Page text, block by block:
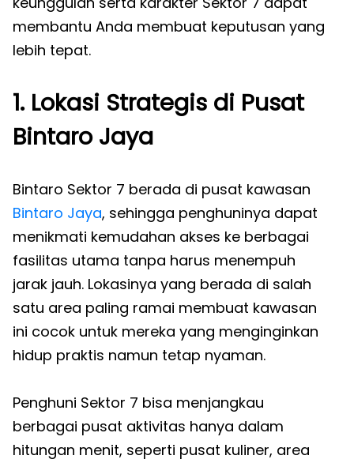
membantu Anda membuat keputusan yang
lebih tepat.
1. Lokasi Strategis di Pusat
Bintaro Jaya
Bintaro Sektor 7 berada di pusat kawasan
Bintaro Jaya, sehingga penghuninya dapat
menikmati kemudahan akses ke berbagai
fasilitas utama tanpa harus menempuh
jarak jauh. Lokasinya yang berada di salah
satu area paling ramai membuat kawasan
ini cocok untuk mereka yang menginginkan
hidup praktis namun tetap nyaman.
Penghuni Sektor 7 bisa menjangkau
berbagai pusat aktivitas hanya dalam
hitungan menit, seperti pusat kuliner, area